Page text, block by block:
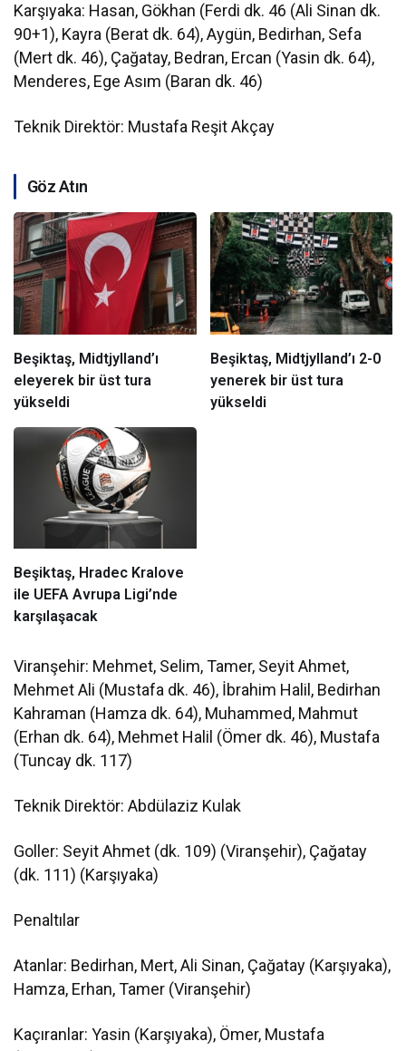
Karşıyaka: Hasan, Gökhan (Ferdi dk. 46 (Ali Sinan dk.
90+1), Kayra (Berat dk. 64), Aygün, Bedirhan, Sefa
(Mert dk. 46), Çağatay, Bedran, Ercan (Yasin dk. 64),
Menderes, Ege Asım (Baran dk. 46)
Teknik Direktör: Mustafa Reşit Akçay
Göz Atın
Beşiktaş, Midtjylland’ı
eleyerek bir üst tura
yükseldi
Beşiktaş, Midtjylland’ı 2-0
yenerek bir üst tura
yükseldi
Beşiktaş, Hradec Kralove
ile UEFA Avrupa Ligi’nde
karşılaşacak
Viranşehir: Mehmet, Selim, Tamer, Seyit Ahmet,
Mehmet Ali (Mustafa dk. 46), İbrahim Halil, Bedirhan
Kahraman (Hamza dk. 64), Muhammed, Mahmut
(Erhan dk. 64), Mehmet Halil (Ömer dk. 46), Mustafa
(Tuncay dk. 117)
Teknik Direktör: Abdülaziz Kulak
Goller: Seyit Ahmet (dk. 109) (Viranşehir), Çağatay
(dk. 111) (Karşıyaka)
Penaltılar
Atanlar: Bedirhan, Mert, Ali Sinan, Çağatay (Karşıyaka),
Hamza, Erhan, Tamer (Viranşehir)
Kaçıranlar: Yasin (Karşıyaka), Ömer, Mustafa